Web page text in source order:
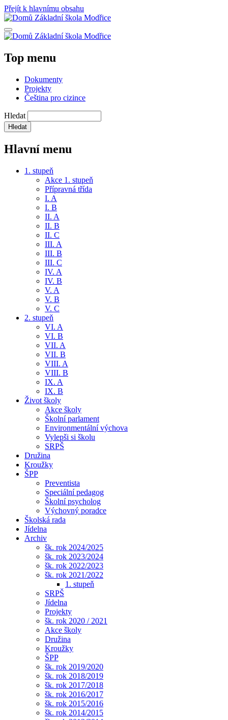
Přejít k hlavnímu obsahu
Základní škola Modřice
Základní škola Modřice
Top menu
Dokumenty
Projekty
Čeština pro cizince
Hledat
Hlavní menu
1. stupeň
Akce 1. stupeň
Přípravná třída
I. A
I. B
II. A
II. B
II. C
III. A
III. B
III. C
IV. A
IV. B
V. A
V. B
V. C
2. stupeň
VI. A
VI. B
VII. A
VII. B
VIII. A
VIII. B
IX. A
IX. B
Život školy
Akce školy
Školní parlament
Environmentální výchova
Vylepši si školu
SRPŠ
Družina
Kroužky
ŠPP
Preventista
Speciální pedagog
Školní psycholog
Výchovný poradce
Školská rada
Jídelna
Archiv
šk. rok 2024/2025
šk. rok 2023/2024
šk. rok 2022/2023
šk. rok 2021/2022
1. stupeň
SRPŠ
Jídelna
Projekty
šk. rok 2020 / 2021
Akce školy
Družina
Kroužky
ŠPP
šk. rok 2019/2020
šk. rok 2018/2019
šk. rok 2017/2018
šk. rok 2016/2017
šk. rok 2015/2016
šk. rok 2014/2015